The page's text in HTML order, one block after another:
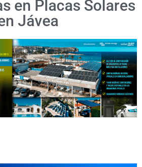
en Placas Solares
Jávea